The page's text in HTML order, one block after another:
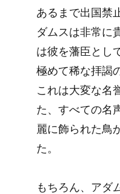
あるまで出国禁
ダムスは非常に
は彼を藩臣とし
極めて稀な拝謁
これは大変な名
た、すべての名
麗に飾られた鳥
た。
もちろん、アダ